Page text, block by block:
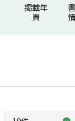
掲載年
頁